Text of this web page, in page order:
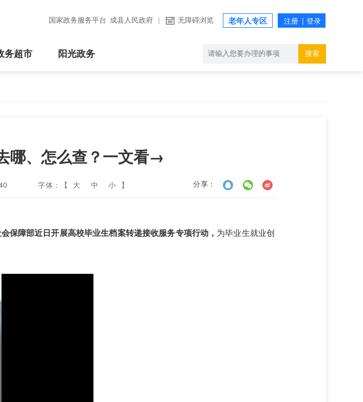
国家政务服务平台 成县人民政府 无障碍浏览 老年人专区
务超市 阳光政务 搜索
哪、怎么查？一文看→
字体：【 大 中 小 】 分享：
保障部近日开展高校毕业生档案转递接收服务专项行动， 为毕业生就业创